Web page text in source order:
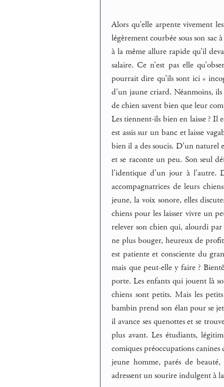
Alors qu’elle arpente vivement
légèrement courbée sous son
à la même allure rapide qu’il
salaire. Ce n’est pas elle
pourrait dire qu’ils sont ici «
d’un jaune criard. Néanmoins,
de chien savent bien que leur
Les tiennent-ils bien en laisse ? Il
est assis sur un banc et laisse
bien il a des soucis. D’un naturel
et se raconte un peu. Son seul
l’identique d’un jour à l’autre.
accompagnatrices de leurs
jeune, la voix sonore, elles
chiens pour les laisser vivre un
relever son chien qui, alourdi
ne plus bouger, heureux de
est patiente et consciente du
mais que peut-elle y faire ?
porte. Les enfants qui jouent là
chiens sont petits. Mais les
bambin prend son élan pour se
il avance ses quenottes et se
plus avant. Les étudiants,
comiques préoccupations canines
jeune homme, parés de
adressent un sourire indulgent à